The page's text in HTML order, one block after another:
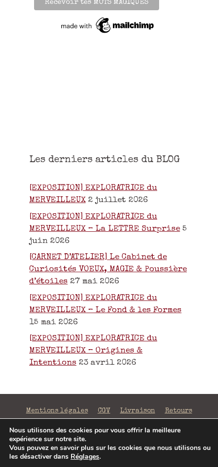
Les derniers articles du BLOG
[EXPOSITION] EXPLORATRICE du
MERVEILLEUX 2 juillet 2026
[EXPOSITION] EXPLORATRICE du
MERVEILLEUX – La LETTRE Surprise 5
juin 2026
[CARNET D’ATELIER] Le Cabinet de
Curiosités VOEUX, MAGIE & Poussière
d’étoiles 27 mai 2026
[EXPOSITION] EXPLORATRICE du
MERVEILLEUX – Le Fond & les Formes
15 mai 2026
[EXPOSITION] EXPLORATRICE du
MERVEILLEUX – Origines &
Intentions 23 avril 2026
Mentions légales CGV Livraison Retours
Confidentialité
©2026 La Fabrique de Mots Magiques | SIRET 797 938
206 00043 | Conception
Nous utilisons des cookies pour vous offrir la meilleure
expérience sur notre site.
Vous pouvez en savoir plus sur les cookies que nous utilisons ou
les désactiver dans Réglages.